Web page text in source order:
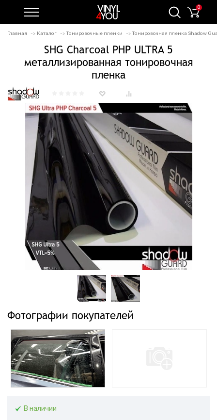
0
Главная Каталог Тонировочные пленки Тонировочная пленка Shadow
SHG Charcoal PHP ULTRA 5
металлизированная тонировочная
пленка
Фотографии покупателей
В наличии